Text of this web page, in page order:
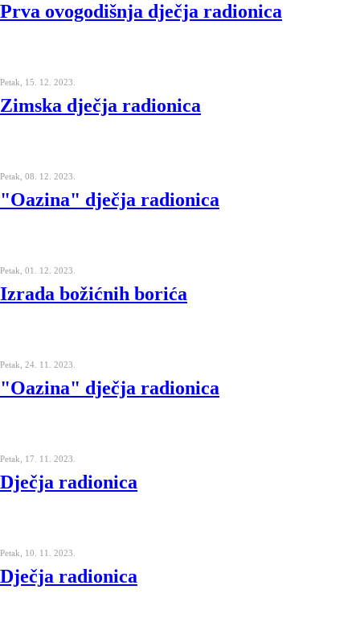
Prva ovogodišnja dječja radionica
Petak, 15. 12. 2023.
Zimska dječja radionica
Petak, 08. 12. 2023.
"Oazina" dječja radionica
Petak, 01. 12. 2023.
Izrada božićnih borića
Petak, 24. 11. 2023.
"Oazina" dječja radionica
Petak, 17. 11. 2023.
Dječja radionica
Petak, 10. 11. 2023.
Dječja radionica